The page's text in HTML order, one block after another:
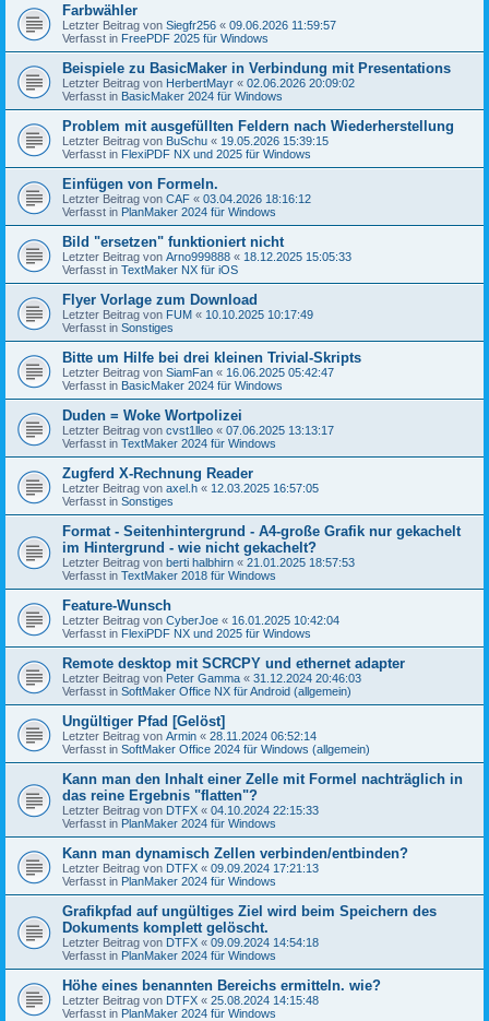
Farbwähler
Letzter Beitrag von Siegfr256 « 09.06.2026 11:59:57
Verfasst in FreePDF 2025 für Windows
Beispiele zu BasicMaker in Verbindung mit Presentations
Letzter Beitrag von HerbertMayr « 02.06.2026 20:09:02
Verfasst in BasicMaker 2024 für Windows
Problem mit ausgefüllten Feldern nach Wiederherstellung
Letzter Beitrag von BuSchu « 19.05.2026 15:39:15
Verfasst in FlexiPDF NX und 2025 für Windows
Einfügen von Formeln.
Letzter Beitrag von CAF « 03.04.2026 18:16:12
Verfasst in PlanMaker 2024 für Windows
Bild "ersetzen" funktioniert nicht
Letzter Beitrag von Arno999888 « 18.12.2025 15:05:33
Verfasst in TextMaker NX für iOS
Flyer Vorlage zum Download
Letzter Beitrag von FUM « 10.10.2025 10:17:49
Verfasst in Sonstiges
Bitte um Hilfe bei drei kleinen Trivial-Skripts
Letzter Beitrag von SiamFan « 16.06.2025 05:42:47
Verfasst in BasicMaker 2024 für Windows
Duden = Woke Wortpolizei
Letzter Beitrag von cvst1lleo « 07.06.2025 13:13:17
Verfasst in TextMaker 2024 für Windows
Zugferd X-Rechnung Reader
Letzter Beitrag von axel.h « 12.03.2025 16:57:05
Verfasst in Sonstiges
Format - Seitenhintergrund - A4-große Grafik nur gekachelt
im Hintergrund - wie nicht gekachelt?
Letzter Beitrag von berti halbhirn « 21.01.2025 18:57:53
Verfasst in TextMaker 2018 für Windows
Feature-Wunsch
Letzter Beitrag von CyberJoe « 16.01.2025 10:42:04
Verfasst in FlexiPDF NX und 2025 für Windows
Remote desktop mit SCRCPY und ethernet adapter
Letzter Beitrag von Peter Gamma « 31.12.2024 20:46:03
Verfasst in SoftMaker Office NX für Android (allgemein)
Ungültiger Pfad [Gelöst]
Letzter Beitrag von Armin « 28.11.2024 06:52:14
Verfasst in SoftMaker Office 2024 für Windows (allgemein)
Kann man den Inhalt einer Zelle mit Formel nachträglich in
das reine Ergebnis "flatten"?
Letzter Beitrag von DTFX « 04.10.2024 22:15:33
Verfasst in PlanMaker 2024 für Windows
Kann man dynamisch Zellen verbinden/entbinden?
Letzter Beitrag von DTFX « 09.09.2024 17:21:13
Verfasst in PlanMaker 2024 für Windows
Grafikpfad auf ungültiges Ziel wird beim Speichern des
Dokuments komplett gelöscht.
Letzter Beitrag von DTFX « 09.09.2024 14:54:18
Verfasst in PlanMaker 2024 für Windows
Höhe eines benannten Bereichs ermitteln. wie?
Letzter Beitrag von DTFX « 25.08.2024 14:15:48
Verfasst in PlanMaker 2024 für Windows